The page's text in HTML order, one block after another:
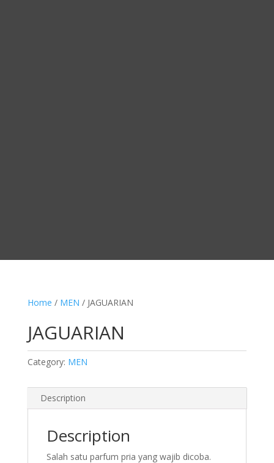
Home / MEN / JAGUARIAN
JAGUARIAN
Category: MEN
Description
Description
Salah satu parfum pria yang wajib dicoba.